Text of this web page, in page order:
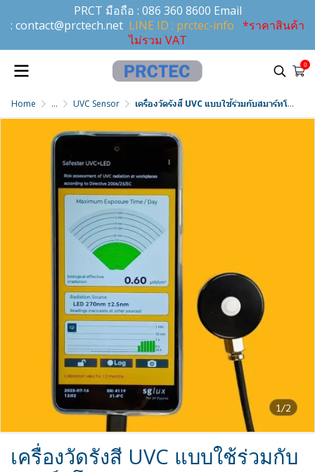
PRCT มือถือ : 086 360 8600 Email
: contact@prctech.net LINE ID : prctec-info *ราคาสินค้า
ไม่รวม VAT
0
Home ... UVC Sensor เครื่องวัดรังสี UVC แบบใช้ร่วมกับสมาร์ทโฟนรุ่น Safester UVC+LED
1/2
เครื่องวัดรังสี UVC แบบใช้ร่วมกับ